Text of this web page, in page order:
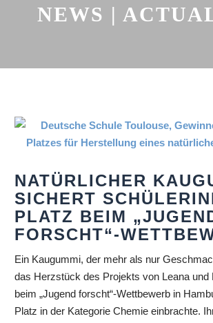
NEWS |
NATÜRLICHER
SICHERT
PLATZ BEIM
FORSCHT“-
Ein Kaugummi, der mehr als nur
das Herzstück des Projekts von Leana und
beim „Jugend forscht“-Wettbewerb in
Platz in der Kategorie Chemie einbrachte.